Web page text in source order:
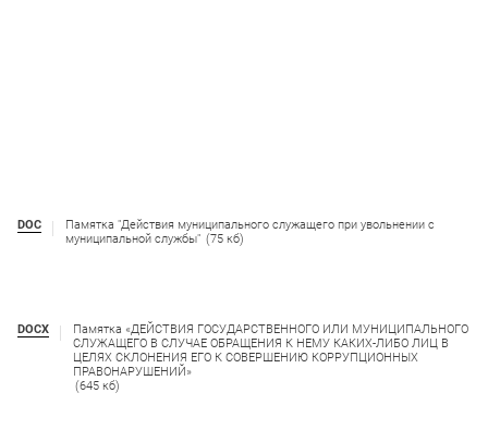
DOC
Памятка "Действия муниципального служащего при увольнении с
муниципальной службы" (75 кб)
DOCX
Памятка «ДЕЙСТВИЯ ГОСУДАРСТВЕННОГО ИЛИ МУНИЦИПАЛЬНОГО
СЛУЖАЩЕГО В СЛУЧАЕ ОБРАЩЕНИЯ К НЕМУ КАКИХ-ЛИБО ЛИЦ В
ЦЕЛЯХ СКЛОНЕНИЯ ЕГО К СОВЕРШЕНИЮ КОРРУПЦИОННЫХ
ПРАВОНАРУШЕНИЙ»
(645 кб)